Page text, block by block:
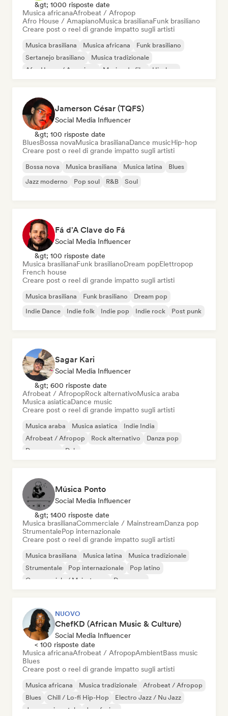
&gt; 1000 risposte date
Musica africanaAfrobeat / Afropop
Afro House / AmapianoMusica brasilianaFunk brasiliano
Creare post o reel di grande impatto sugli artisti
Musica brasiliana Musica africana
Funk brasiliano
Sertanejo brasiliano
Musica tradizionale
Afro House / Amapiano
Musica da film Hip-hop
Jamerson César (TQFS)
Social Media Influencer
&gt; 100 risposte date
BluesBossa novaMusica brasilianaDance musicHip-hop
Creare post o reel di grande impatto sugli artisti
Bossa nova Musica brasiliana Musica latina
Blues
Jazz moderno
Pop soul R&B Soul
Fá d'A Clave do Fá
Social Media Influencer
&gt; 100 risposte date
Musica brasilianaFunk brasilianoDream popElettropop
French house
Creare post o reel di grande impatto sugli artisti
Musica brasiliana Funk brasiliano
Dream pop
Indie Dance
Indie folk Indie pop Indie rock Post punk
Sagar Kari
Social Media Influencer
&gt; 600 risposte date
Afrobeat / AfropopRock alternativoMusica araba
Musica asiaticaDance music
Creare post o reel di grande impatto sugli artisti
Musica araba Musica asiatica
Indie India
Afrobeat / Afropop
Rock alternativo
Danza pop
Dream pop
Dub
Música Ponto
Social Media Influencer
&gt; 1400 risposte date
Musica brasilianaCommerciale / MainstreamDanza pop
StrumentalePop internazionale
Creare post o reel di grande impatto sugli artisti
Musica brasiliana Musica latina
Musica tradizionale
Strumentale
Pop internazionale
Pop latino
Commerciale / Mainstream
Danza pop
NUOVO
ChefKD (African Music & Culture)
Social Media Influencer
< 100 risposte date
Musica africanaAfrobeat / AfropopAmbientBass music
Blues
Creare post o reel di grande impatto sugli artisti
Musica africana Musica tradizionale
Afrobeat / Afropop
Blues
Chill / Lo-fi Hip-Hop
Electro Jazz / Nu Jazz
Jazz sperimentale
Jazz fusion